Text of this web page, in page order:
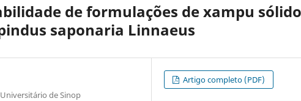
de formulações de xampu sólido
saponaria Linnaeus
de Sinop
Artigo completo (PDF)